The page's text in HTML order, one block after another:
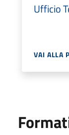
Ufficio
VAI ALLA